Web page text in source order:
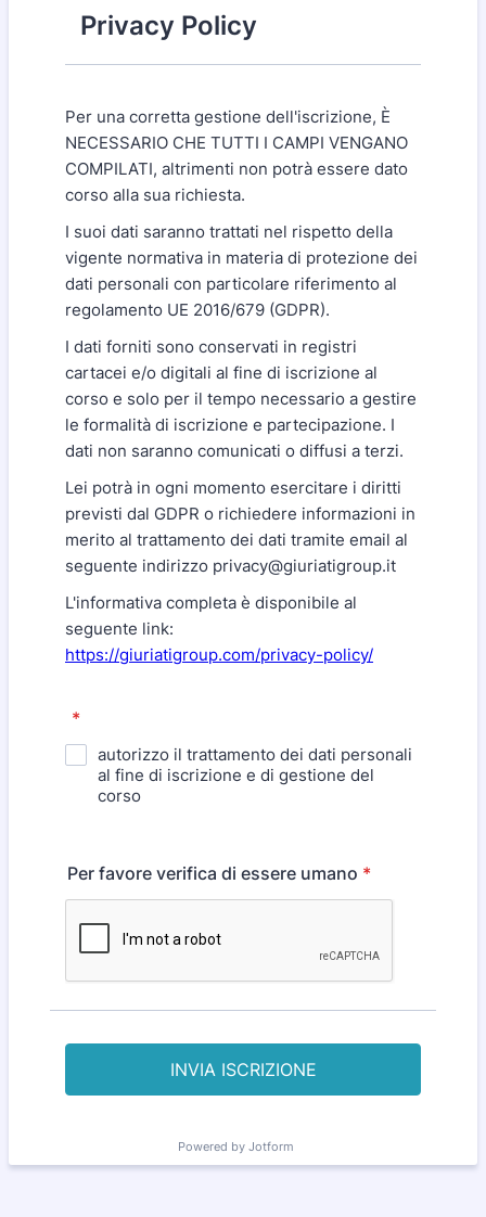
Privacy Policy
Per una corretta gestione dell'iscrizione, È
NECESSARIO CHE TUTTI I CAMPI VENGANO
COMPILATI, altrimenti non potrà essere dato
corso alla sua richiesta.
I suoi dati saranno trattati nel rispetto della
vigente normativa in materia di protezione dei
dati personali con particolare riferimento al
regolamento UE 2016/679 (GDPR).
I dati forniti sono conservati in registri
cartacei e/o digitali al fine di iscrizione al
corso e solo per il tempo necessario a gestire
le formalità di iscrizione e partecipazione. I
dati non saranno comunicati o diffusi a terzi.
Lei potrà in ogni momento esercitare i diritti
previsti dal GDPR o richiedere informazioni in
merito al trattamento dei dati tramite email al
seguente indirizzo privacy@giuriatigroup.it
L'informativa completa è disponibile al
seguente link:
https://giuriatigroup.com/privacy-policy/
*
autorizzo il trattamento dei dati personali
al fine di iscrizione e di gestione del
corso
Per favore verifica di essere umano *
INVIA ISCRIZIONE
Powered by Jotform